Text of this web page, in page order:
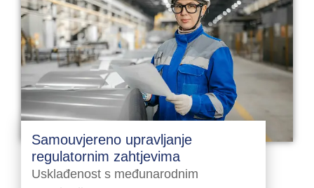
Samouvjereno upravljanje
regulatornim zahtjevima
Usklađenost s međunarodnim